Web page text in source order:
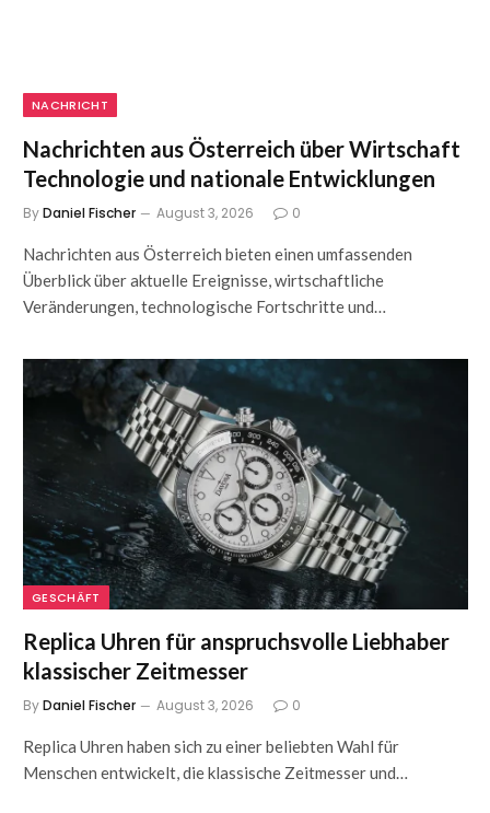
NACHRICHT
Nachrichten aus Österreich über Wirtschaft
Technologie und nationale Entwicklungen
ByDaniel Fischer August 3, 2026 0
Nachrichten aus Österreich bieten einen umfassenden
Überblick über aktuelle Ereignisse, wirtschaftliche
Veränderungen, technologische Fortschritte und…
GESCHÄFT
Replica Uhren für anspruchsvolle Liebhaber
klassischer Zeitmesser
ByDaniel Fischer August 3, 2026 0
Replica Uhren haben sich zu einer beliebten Wahl für
Menschen entwickelt, die klassische Zeitmesser und…